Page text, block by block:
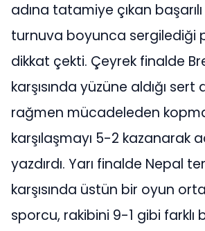
adına tatamiye çıkan
turnuva boyunca sergilediği
dikkat çekti. Çeyrek finalde
karşısında yüzüne aldığı
rağmen mücadeleden
karşılaşmayı 5-2 kazanarak
yazdırdı. Yarı finalde Nepal
karşısında üstün bir oyun
sporcu, rakibini 9-1 gibi farklı